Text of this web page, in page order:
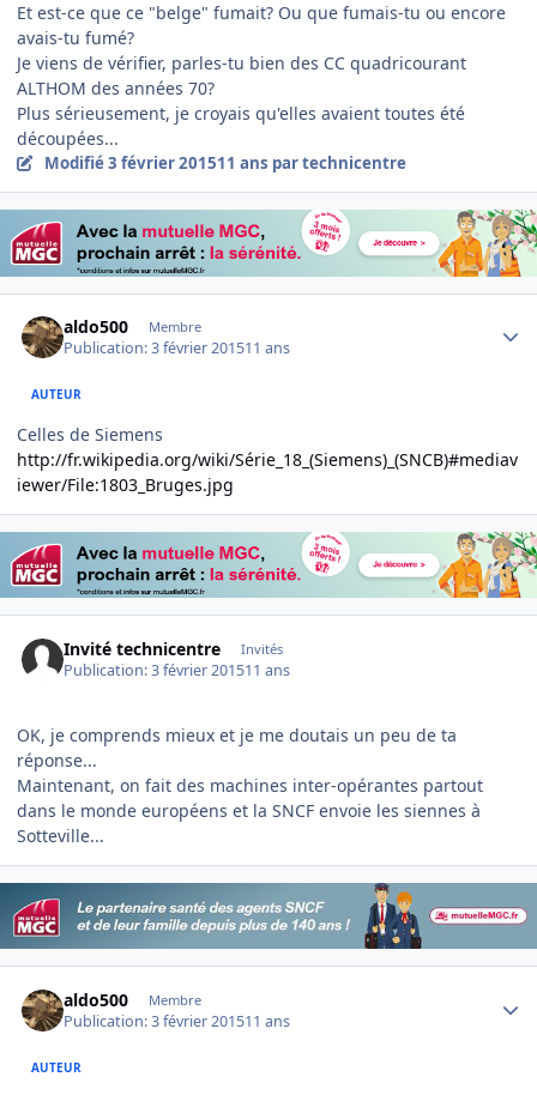
Et est-ce que ce "belge" fumait? Ou que fumais-tu ou encore
avais-tu fumé?
Je viens de vérifier, parles-tu bien des CC quadricourant
ALTHOM des années 70?
Plus sérieusement, je croyais qu'elles avaient toutes été
découpées...
Modifié3 février 201511 ans par technicentre
aldo500 Membre
Publication:3 février 201511 ans
AUTEUR
Celles de Siemens
http://fr.wikipedia.org/wiki/Série_18_(Siemens)_(SNCB)#mediav
iewer/File:1803_Bruges.jpg
Invité technicentre Invités
Publication:3 février 201511 ans
OK, je comprends mieux et je me doutais un peu de ta
réponse...
Maintenant, on fait des machines inter-opérantes partout
dans le monde européens et la SNCF envoie les siennes à
Sotteville...
aldo500 Membre
Publication:3 février 201511 ans
AUTEUR